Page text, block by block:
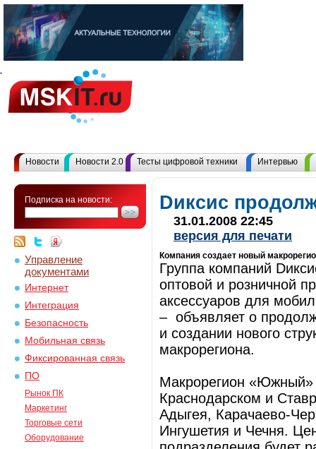
Новости Новости 2.0 Тесты цифровой техники Интервью
Подписка на новости:
Управление
документами
Интернет
Интеграция
Безопасность
Мобильная связь
Фиксированная связь
ПО
Рынок ПК
Маркетинг
Торговые сети
Оборудование
Dиксис
31.01.2008 22:45
версия для печати
Компания создает новый
Группа компаний
оптовой и розничной
аксессуаров для
– объявляет о
и создании нового
макрорегиона.
Макрорегион «Южный»
Краснодарском и
Адыгея, Карачаево-
Ингушетия и Чечня.